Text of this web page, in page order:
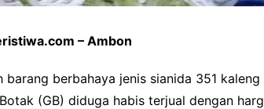
– Ambon
barang berbahaya jenis sianida 351
(GB) diduga habis terjual dengan